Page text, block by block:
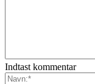
Indtast kommentar